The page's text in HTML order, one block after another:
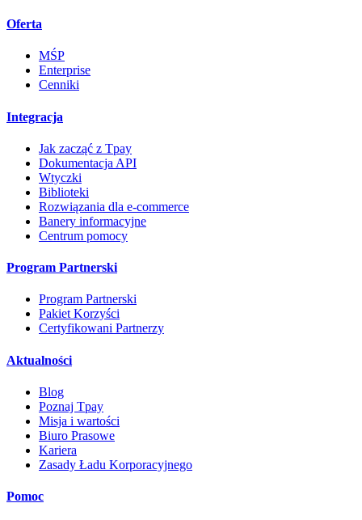
Oferta
MŚP
Enterprise
Cenniki
Integracja
Jak zacząć z Tpay
Dokumentacja API
Wtyczki
Biblioteki
Rozwiązania dla e-commerce
Banery informacyjne
Centrum pomocy
Program Partnerski
Program Partnerski
Pakiet Korzyści
Certyfikowani Partnerzy
Aktualności
Blog
Poznaj Tpay
Misja i wartości
Biuro Prasowe
Kariera
Zasady Ładu Korporacyjnego
Pomoc